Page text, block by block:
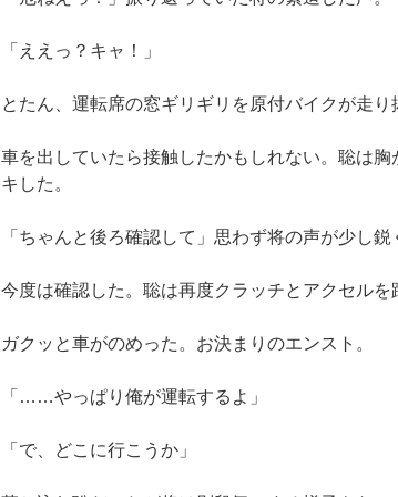
「ええっ？キャ！」
とたん、運転席の窓ギリギリを原付バイクが走り
車を出していたら接触したかもしれない。聡は胸
キした。
「ちゃんと後ろ確認して」思わず将の声が少し鋭
今度は確認した。聡は再度クラッチとアクセルを
ガクッと車がのめった。お決まりのエンスト。
「……やっぱり俺が運転するよ」
「で、どこに行こうか」